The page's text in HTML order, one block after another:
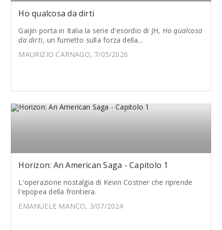
Ho qualcosa da dirti
Gaijin porta in Italia la serie d'esordio di JH, Ho qualcosa
da dirti, un fumetto sulla forza della...
MAURIZIO CARNAGO, 7/05/2026
Horizon: An American Saga - Capitolo 1
L'operazione nostalgia di Kevin Costner che riprende
l'epopea della frontiera.
EMANUELE MANCO, 3/07/2024